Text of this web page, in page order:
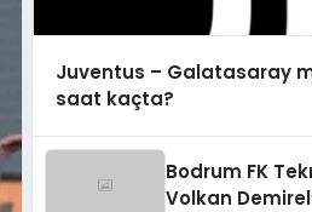
Juventus – Galatasaray
saat kaçta?
Bodrum FK
Volkan